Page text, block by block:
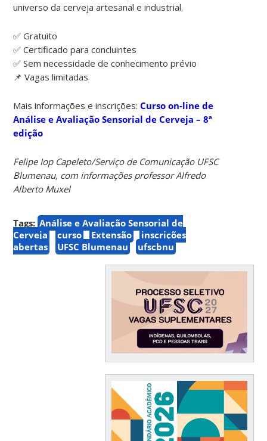
universo da cerveja artesanal e industrial.
✅ Gratuito
✅ Certificado para concluintes
✅ Sem necessidade de conhecimento prévio
📌 Vagas limitadas
Mais informações e inscrições:Curso on-line de
Análise e Avaliação Sensorial de Cerveja – 8ª
edição
Felipe Iop Capeleto/Serviço de Comunicação UFSC
Blumenau, com informações professor Alfredo
Alberto Muxel
Tags: Análise e Avaliação Sensorial de
Cerveja
curso Extensão
inscrições
abertas
UFSC Blumenau ufscbnu